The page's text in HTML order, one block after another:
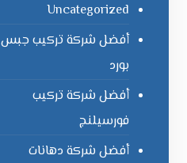
Uncategorized
أفضل شركة تركيب جبس
بورد
أفضل شركة تركيب
فورسيلنج
أفضل شركة دهانات